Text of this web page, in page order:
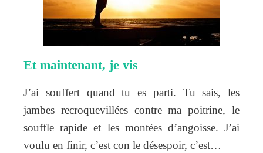
Et maintenant, je vis
J’ai souffert quand tu es parti. Tu sais, les
jambes recroquevillées contre ma poitrine, le
souffle rapide et les montées d’angoisse. J’ai
voulu en finir, c’est con le désespoir, c’est…